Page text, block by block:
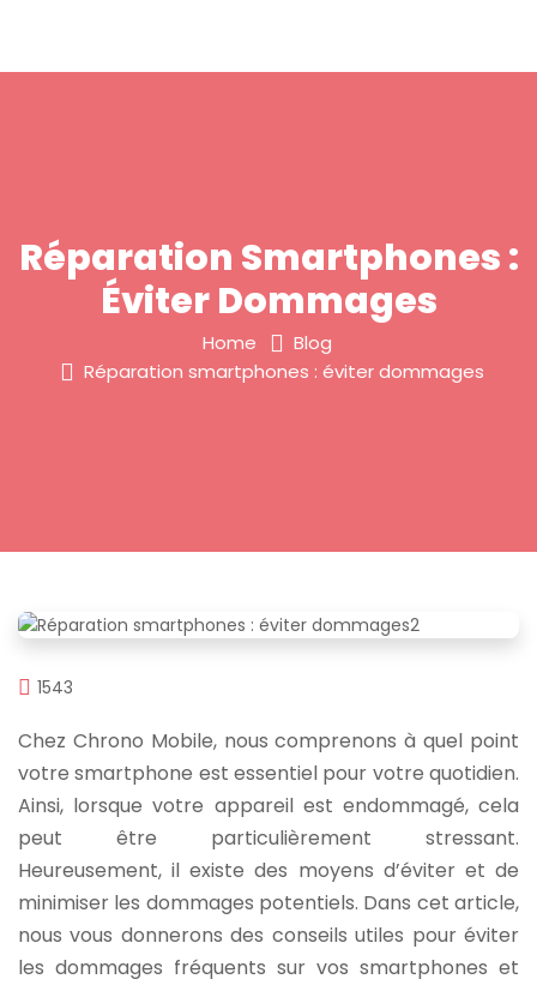
Réparation Smartphones :
Éviter Dommages
Home
Blog
Réparation smartphones : éviter dommages
1543
Chez Chrono Mobile, nous comprenons à quel point
votre smartphone est essentiel pour votre quotidien.
Ainsi, lorsque votre appareil est endommagé, cela
peut être particulièrement stressant.
Heureusement, il existe des moyens d’éviter et de
minimiser les dommages potentiels. Dans cet article,
nous vous donnerons des conseils utiles pour éviter
les dommages fréquents sur vos smartphones et